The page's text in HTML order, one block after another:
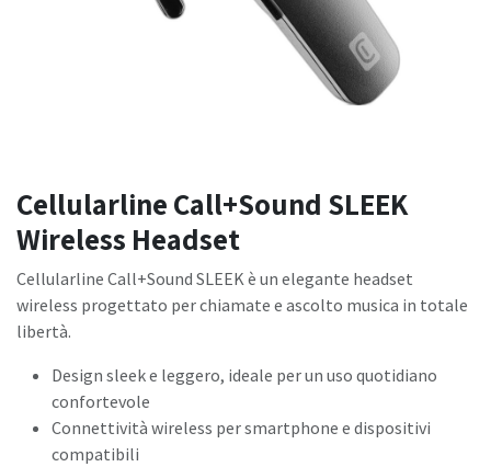
Cellularline Call+Sound SLEEK
Wireless Headset
Cellularline Call+Sound SLEEK è un elegante headset
wireless progettato per chiamate e ascolto musica in totale
libertà.
Design sleek e leggero, ideale per un uso quotidiano
confortevole
Connettività wireless per smartphone e dispositivi
compatibili